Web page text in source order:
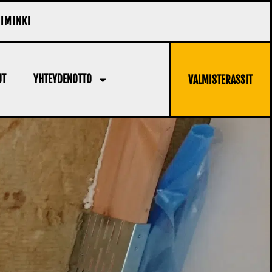
YHTEYDENOTTO VALMISTERASSIT